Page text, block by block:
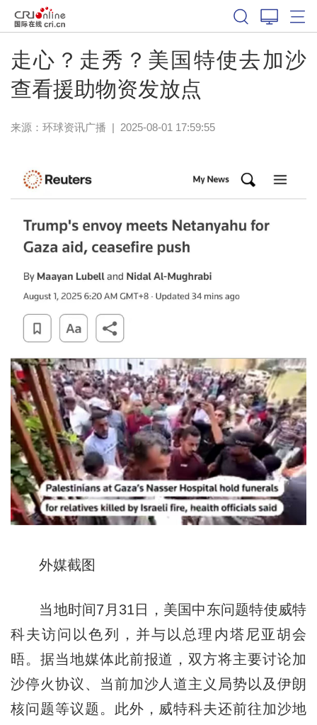
走心？走秀？美国特使去加沙
查看援助物资发放点
来源： 环球资讯广播 | 2025-08-01 17:59:55
外媒截图
当地时间7月31日，美国中东问题特使威特
科夫访问以色列，并与以总理内塔尼亚胡会
晤。据当地媒体此前报道，双方将主要讨论加
沙停火协议、当前加沙人道主义局势以及伊朗
核问题等议题。此外，威特科夫还前往加沙地